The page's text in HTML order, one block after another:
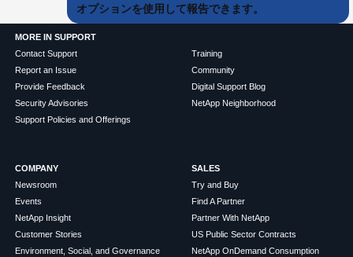
オプションを使用して報告できます。
MORE IN SUPPORT
Contact Support
Report an Issue
Provide Feedback
Security Advisories
Support Policies and Offerings
Training
Community
Digital Support Blog
NetApp Neighborhood
COMPANY
Newsroom
Events
NetApp Insight
Customer Stories
Environment, Social, and Governance
SALES
Try and Buy
Find A Partner
Partner With NetApp
US Public Sector Contracts
NetApp OnDemand Consumption